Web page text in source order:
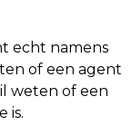
echt namens
of een agent
weten of een
is.